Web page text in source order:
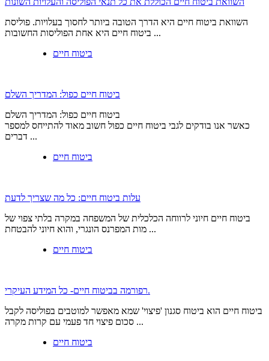
השוואת ביטוח חיים היא הדרך הטובה ביותר לחסוך בעלויות. פוליסת
ביטוח חיים היא אחת הפוליסות החשובות ...
ביטוח חיים
ביטוח חיים כפול: המדריך השלם
ביטוח חיים כפול: המדריך השלם
כאשר אנו בודקים לגבי ביטוח חיים כפול חשוב מאוד להתייחס למספר
דברים ...
ביטוח חיים
עלות ביטוח חיים: כל מה שצריך לדעת
ביטוח חיים חיוני לרווחה הכלכלית של המשפחה במקרה בלתי צפוי של
מות המפרנס הונגרי, והוא חיוני להבטחת ...
ביטוח חיים
רפורמה בביטוח חיים- כל המידע העיקרי.
ביטוח חיים הוא ביטוח סגנון 'פיצוי' שמא מאפשר למוטבים בפוליסה לקבל
סכום פיצוי חד פעמי עם קרות מקרה ...
ביטוח חיים